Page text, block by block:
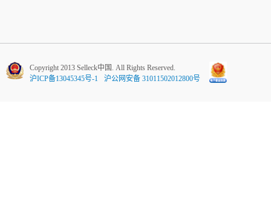
Copyright 2013 Selleck中国. All Rights Reserved.
沪ICP备13045345号-1
沪公网安备 31011502012800号